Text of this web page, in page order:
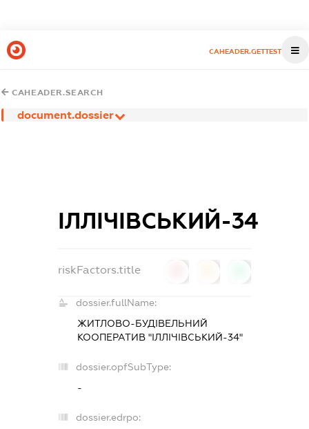
CAHEADER.GETTEST
CAHEADER.SEARCH
document.dossier
ІЛЛІЧІВСЬКИЙ-34
riskFactors.title
dossier.fullName:
ЖИТЛОВО-БУДІВЕЛЬНИЙ
КООПЕРАТИВ "ІЛЛІЧІВСЬКИЙ-34"
dossier.opfSubType:
-
dossier.edrpo: